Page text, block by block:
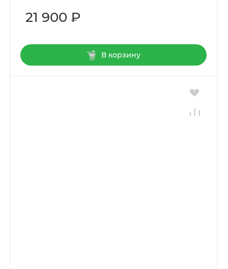
21 900 ₽
В корзину